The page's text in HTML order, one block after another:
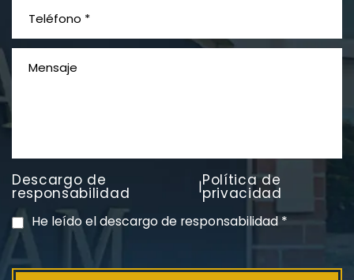
PVC Cloruro de polivinilo
Exposición
Descargo de
responsabilidad |Política de
privacidad
He leído el descargo de responsabilidad*